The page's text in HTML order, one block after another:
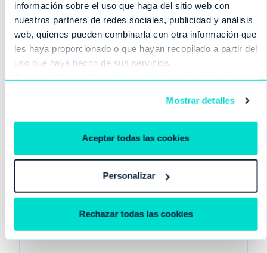
información sobre el uso que haga del sitio web con
nuestros partners de redes sociales, publicidad y análisis
web, quienes pueden combinarla con otra información que
les haya proporcionado o que hayan recopilado a partir del
uso que haya hecho de sus servicios.
Por mas Información:oletecnologia.com/politica-de-
Mostrar detalles
Aceptar todas las cookies
Personalizar
Rechazar todas las cookies
Diseño y desarrollo de
vanguardia.
TALENTO
rendimiento.